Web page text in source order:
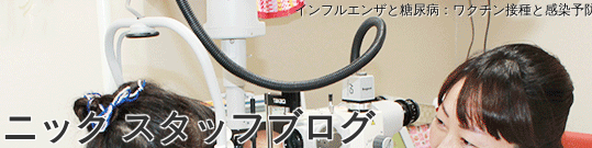
インフルエンザと糖尿病：ワクチン接種と感染予
ック スタッフブログ